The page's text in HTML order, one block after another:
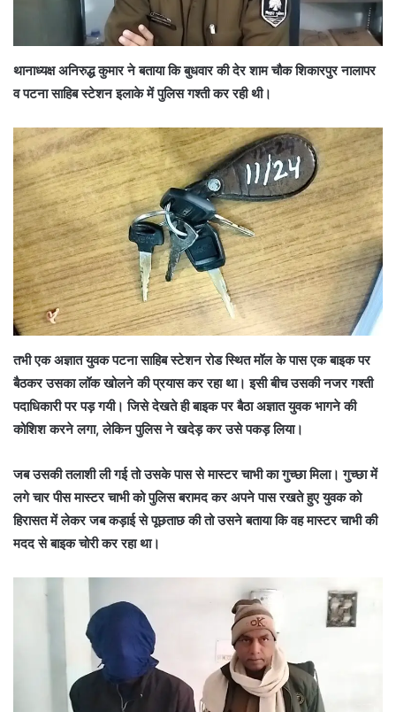
थानाध्यक्ष अनिरुद्ध कुमार ने बताया कि बुधवार की देर शाम चौक शिकारपुर नालापर
व पटना साहिब स्टेशन इलाके में पुलिस गश्ती कर रही थी।
तभी एक अज्ञात युवक पटना साहिब स्टेशन रोड स्थित मॉल के पास एक बाइक पर
बैठकर उसका लॉक खोलने की प्रयास कर रहा था। इसी बीच उसकी नजर गश्ती
पदाधिकारी पर पड़ गयी। जिसे देखते ही बाइक पर बैठा अज्ञात युवक भागने की
कोशिश करने लगा, लेकिन पुलिस ने खदेड़ कर उसे पकड़ लिया।
जब उसकी तलाशी ली गई तो उसके पास से मास्टर चाभी का गुच्छा मिला। गुच्छा में
लगे चार पीस मास्टर चाभी को पुलिस बरामद कर अपने पास रखते हुए युवक को
हिरासत में लेकर जब कड़ाई से पूछताछ की तो उसने बताया कि वह मास्टर चाभी की
मदद से बाइक चोरी कर रहा था।